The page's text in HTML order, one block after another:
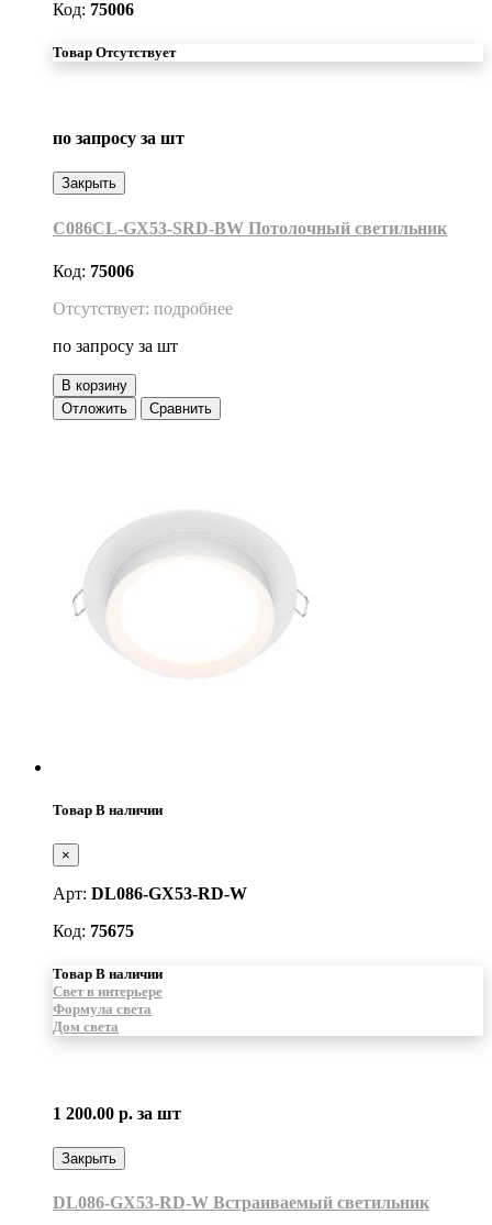
Код: 75006
Товар Отсутствует
по запросу за шт
Закрыть
C086CL-GX53-SRD-BW Потолочный светильник
Код: 75006
Отсутствует: подробнее
по запросу за шт
В корзину
Отложить
Сравнить
Товар В наличии
×
Арт: DL086-GX53-RD-W
Код: 75675
Товар В наличии
Свет в интерьере
Формула света
Дом света
1 200.00 р. за шт
Закрыть
DL086-GX53-RD-W Встраиваемый светильник